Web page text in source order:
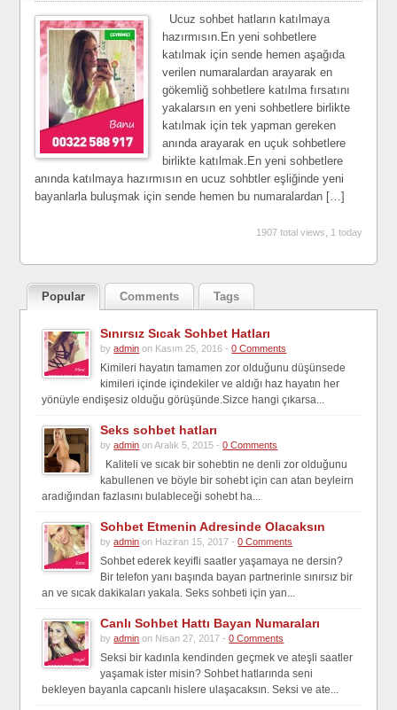
Ucuz sohbet hatların katılmaya
hazırmısın.En yeni sohbetlere
katılmak için sende hemen aşağıda
verilen numaralardan arayarak en
gökemliğ sohbetlere katılma fırsatını
yakalarsın en yeni sohbetlere birlikte
katılmak için tek yapman gereken
anında arayarak en uçuk sohbetlere
birlikte katılmak.En yeni sohbetlere
anında katılmaya hazırmısın en ucuz sohbtler eşliğinde yeni
bayanlarla buluşmak için sende hemen bu numaralardan […]
1907 total views, 1 today
Popular Comments Tags
Sınırsız Sıcak Sohbet Hatları
byadmin on Kasım 25, 2016 -0 Comments
Kimileri hayatın tamamen zor olduğunu düşünsede
kimileri içinde içindekiler ve aldığı haz hayatın her
yönüyle endişesiz olduğu görüşünde.Sizce hangi çıkarsa...
Seks sohbet hatları
byadmin on Aralık 5, 2015 -0 Comments
Kaliteli ve sıcak bir sohebtin ne denli zor olduğunu
kabullenen ve böyle bir sohebt için can atan beyleirn
aradığından fazlasını bulableceği sohebt ha...
Sohbet Etmenin Adresinde Olacaksın
byadmin on Haziran 15, 2017 -0 Comments
Sohbet ederek keyifli saatler yaşamaya ne dersin?
Bir telefon yanı başında bayan partnerinle sınırsız bir
an ve sıcak dakikaları yakala. Seks sohbeti için yan...
Canlı Sohbet Hattı Bayan Numaraları
byadmin on Nisan 27, 2017 -0 Comments
Seksi bir kadınla kendinden geçmek ve ateşli saatler
yaşamak ister misin? Sohbet hatlarında seni
bekleyen bayanla capcanlı hislere ulaşacaksın. Seksi ve ate...